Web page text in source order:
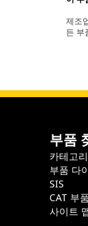
제조
든 부
부품
카테고
부품 다
SIS
CAT 부
사이트